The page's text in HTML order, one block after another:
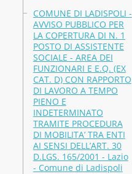
COMUNE DI LADISPOLI -
AVVISO PUBBLICO PER
LA COPERTURA DI N. 1
POSTO DI ASSISTENTE
SOCIALE - AREA DEI
FUNZIONARI E E.Q. (EX
CAT. D) CON RAPPORTO
DI LAVORO A TEMPO
PIENO E
INDETERMINATO
TRAMITE PROCEDURA
DI MOBILITA’ TRA ENTI
AI SENSI DELL’ART. 30
D.LGS. 165/2001 - Lazio
- Comune di Ladispoli